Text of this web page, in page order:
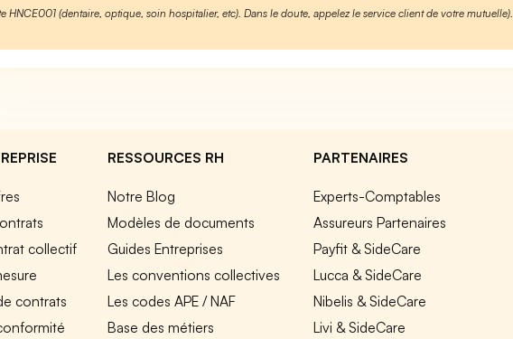
HNCE001 (dentaire, optique, soin hospitalier, etc). Dans le doute, appelez le service client de votre mutuelle).
collectif
contrats
RESSOURCES RH
Notre Blog
Modèles de documents
Guides Entreprises
Les conventions collectives
Les codes APE / NAF
Base des métiers
PARTENAIRES
Experts-Comptables
Assureurs Partenaires
Payfit & SideCare
Lucca & SideCare
Nibelis & SideCare
Livi & SideCare